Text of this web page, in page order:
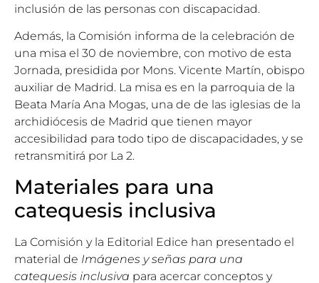
inclusión de las personas con discapacidad.
Además, la Comisión informa de la celebración de
una misa el 30 de noviembre, con motivo de esta
Jornada, presidida por Mons. Vicente Martín, obispo
auxiliar de Madrid. La misa es en la parroquia de la
Beata María Ana Mogas, una de de las iglesias de la
archidiócesis de Madrid que tienen mayor
accesibilidad para todo tipo de discapacidades, y se
retransmitirá por La 2.
Materiales para una
catequesis inclusiva
La Comisión y la Editorial Edice han presentado el
material de Imágenes y señas para una
catequesis inclusiva para acercar conceptos y